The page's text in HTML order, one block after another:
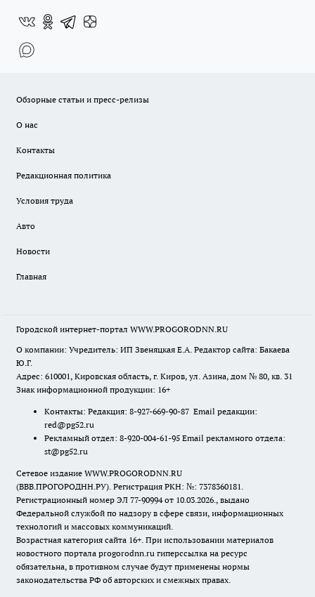
Обзорные статьи и пресс-релизы
О нас
Контакты
Редакционная политика
Условия труда
Авто
Новости
Главная
Городской интернет-портал WWW.PROGORODNN.RU
О компании: Учредитель: ИП Звеняцкая Е.А. Редактор сайта: Бакаева
Ю.Г.
Адрес: 610001, Кировская область, г. Киров, ул. Азина, дом № 80, кв. 31
Знак информационной продукции: 16+
Контакты: Редакция: 8-927-669-90-87 Email редакции:
red@pg52.ru
Рекламный отдел: 8-920-004-61-95 Email рекламного отдела:
st@pg52.ru
Сетевое издание WWW.PROGORODNN.RU
(ВВВ.ПРОГОРОДНН.РУ). Регистрация РКН: №: 7378360181.
Регистрационный номер ЭЛ 77-90994 от 10.03.2026., выдано
Федеральной службой по надзору в сфере связи, информационных
технологий и массовых коммуникаций.
Возрастная категория сайта 16+. При использовании материалов
новостного портала progorodnn.ru гиперссылка на ресурс
обязательна, в противном случае будут применены нормы
законодательства РФ об авторских и смежных правах.